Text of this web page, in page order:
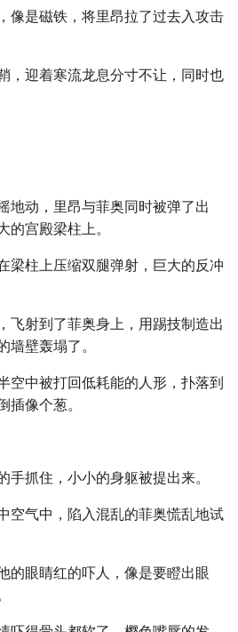
像是磁铁，将里昂拉了过去入攻击
，迎着寒流龙息分寸不让，同时也
地动，里昂与菲奥同时被弹了出
的宫殿梁柱上。
梁柱上压缩双腿弹射，巨大的反冲
飞射到了菲奥身上，用踢技制造出
墙壁轰塌了。
空中被打回低耗能的人形，扑落到
插像个葱。
手抓住，小小的身躯被提出来。
空气中，陷入混乱的菲奥慌乱地试
的眼睛红的吓人，像是要瞪出眼